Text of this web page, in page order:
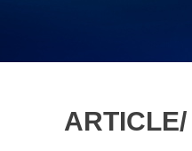
ARTICLE/